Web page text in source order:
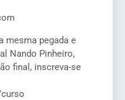
mesma pegada e
Nando Pinheiro,
final, inscreva-se